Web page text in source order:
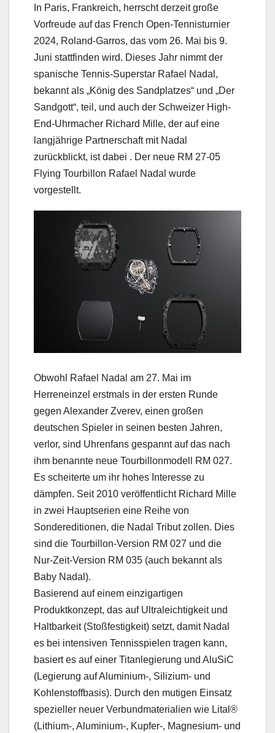
In Paris, Frankreich, herrscht derzeit große
Vorfreude auf das French Open-Tennisturnier
2024, Roland-Garros, das vom 26. Mai bis 9.
Juni stattfinden wird. Dieses Jahr nimmt der
spanische Tennis-Superstar Rafael Nadal,
bekannt als „König des Sandplatzes“ und „Der
Sandgott“, teil, und auch der Schweizer High-
End-Uhrmacher Richard Mille, der auf eine
langjährige Partnerschaft mit Nadal
zurückblickt, ist dabei . Der neue RM 27-05
Flying Tourbillon Rafael Nadal wurde
vorgestellt.
Obwohl Rafael Nadal am 27. Mai im
Herreneinzel erstmals in der ersten Runde
gegen Alexander Zverev, einen großen
deutschen Spieler in seinen besten Jahren,
verlor, sind Uhrenfans gespannt auf das nach
ihm benannte neue Tourbillonmodell RM 027.
Es scheiterte um ihr hohes Interesse zu
dämpfen. Seit 2010 veröffentlicht Richard Mille
in zwei Hauptserien eine Reihe von
Sondereditionen, die Nadal Tribut zollen. Dies
sind die Tourbillon-Version RM 027 und die
Nur-Zeit-Version RM 035 (auch bekannt als
Baby Nadal).
Basierend auf einem einzigartigen
Produktkonzept, das auf Ultraleichtigkeit und
Haltbarkeit (Stoßfestigkeit) setzt, damit Nadal
es bei intensiven Tennisspielen tragen kann,
basiert es auf einer Titanlegierung und AluSiC
(Legierung auf Aluminium-, Silizium- und
Kohlenstoffbasis). Durch den mutigen Einsatz
spezieller neuer Verbundmaterialien wie Lital®
(Lithium-, Aluminium-, Kupfer-, Magnesium- und